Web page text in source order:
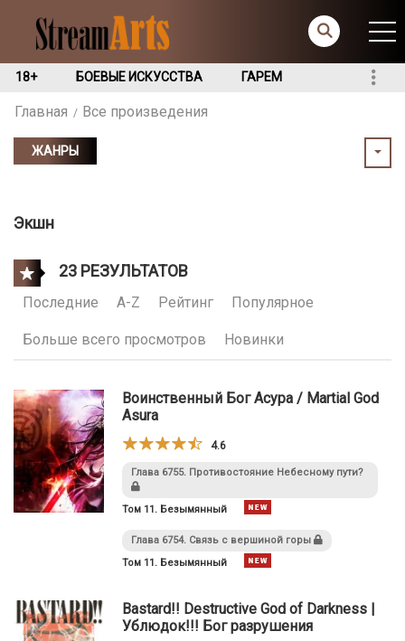
18+ БОЕВЫЕ ИСКУССТВА ГАРЕМ
Главная Все произведения
ЖАНРЫ
Экшн
23 РЕЗУЛЬТАТОВ
Последние A-Z Рейтинг Популярное
Больше всего просмотров Новинки
Воинственный Бог Асура / Martial God
Asura
4.6
Глава 6755. Противостояние Небесному пути?
Том 11. Безымянный
Глава 6754. Связь с вершиной горы
Том 11. Безымянный
Bastard!! Destructive God of Darkness |
Ублюдок!!! Бог разрушения